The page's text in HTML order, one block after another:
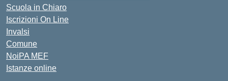
Scuola in Chiaro
Iscrizioni On Line
Invalsi
Comune
NoiPA MEF
Istanze online